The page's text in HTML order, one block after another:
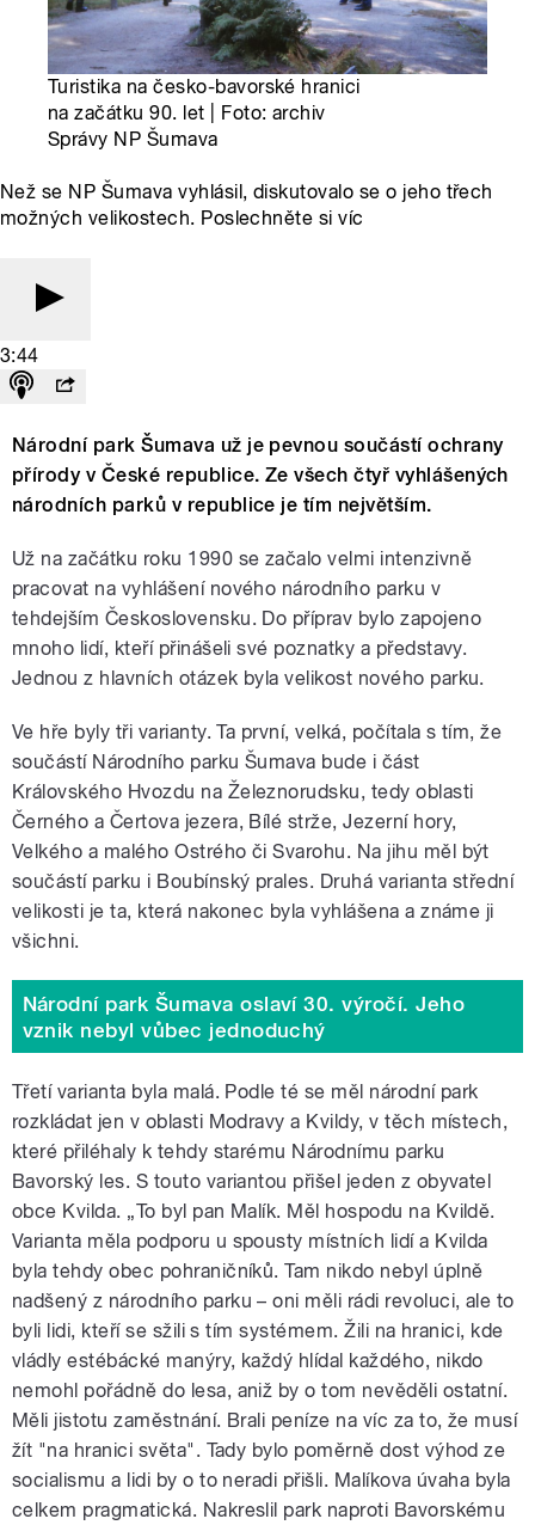
Turistika na česko-bavorské hranici
na začátku 90. let | Foto: archiv
Správy NP Šumava
Než se NP Šumava vyhlásil, diskutovalo se o jeho třech
možných velikostech. Poslechněte si víc
3:44
Národní park Šumava už je pevnou součástí ochrany
přírody v České republice. Ze všech čtyř vyhlášených
národních parků v republice je tím největším.
Už na začátku roku 1990 se začalo velmi intenzivně
pracovat na vyhlášení nového národního parku v
tehdejším Československu. Do příprav bylo zapojeno
mnoho lidí, kteří přinášeli své poznatky a představy.
Jednou z hlavních otázek byla velikost nového parku.
Ve hře byly tři varianty. Ta první, velká, počítala s tím, že
součástí Národního parku Šumava bude i část
Královského Hvozdu na Železnorudsku, tedy oblasti
Černého a Čertova jezera, Bílé strže, Jezerní hory,
Velkého a malého Ostrého či Svarohu. Na jihu měl být
součástí parku i Boubínský prales. Druhá varianta střední
velikosti je ta, která nakonec byla vyhlášena a známe ji
všichni.
Národní park Šumava oslaví 30. výročí. Jeho
vznik nebyl vůbec jednoduchý
Třetí varianta byla malá. Podle té se měl národní park
rozkládat jen v oblasti Modravy a Kvildy, v těch místech,
které přiléhaly k tehdy starému Národnímu parku
Bavorský les. S touto variantou přišel jeden z obyvatel
obce Kvilda. „To byl pan Malík. Měl hospodu na Kvildě.
Varianta měla podporu u spousty místních lidí a Kvilda
byla tehdy obec pohraničníků. Tam nikdo nebyl úplně
nadšený z národního parku – oni měli rádi revoluci, ale to
byli lidi, kteří se sžili s tím systémem. Žili na hranici, kde
vládly estébácké manýry, každý hlídal každého, nikdo
nemohl pořádně do lesa, aniž by o tom nevěděli ostatní.
Měli jistotu zaměstnání. Brali peníze na víc za to, že musí
žít "na hranici světa". Tady bylo poměrně dost výhod ze
socialismu a lidi by o to neradi přišli. Malíkova úvaha byla
celkem pragmatická. Nakreslil park naproti Bavorskému